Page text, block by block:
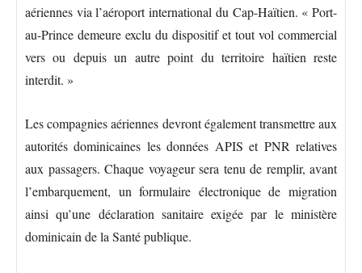
aériennes via l’aéroport international du Cap-Haïtien. « Port-
au-Prince demeure exclu du dispositif et tout vol commercial
vers ou depuis un autre point du territoire haïtien reste
interdit. »
Les compagnies aériennes devront également transmettre aux
autorités dominicaines les données APIS et PNR relatives
aux passagers. Chaque voyageur sera tenu de remplir, avant
l’embarquement, un formulaire électronique de migration
ainsi qu’une déclaration sanitaire exigée par le ministère
dominicain de la Santé publique.